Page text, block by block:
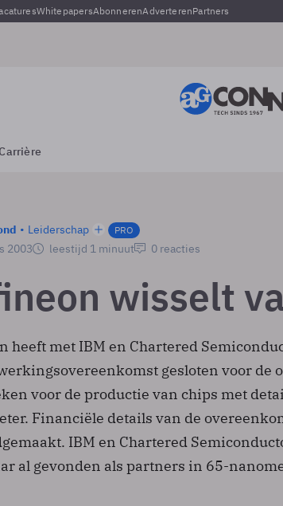
WhitepapersAbonnerenAdverterenPartners
Leiderschap PRO
2003 leestijd 1 minuut 0 reacties
wisselt
heeft met IBM en Chartered
gesloten voor de
voor de productie van chips met
Financiële details van de
IBM en Chartered
al gevonden als partners in 65-